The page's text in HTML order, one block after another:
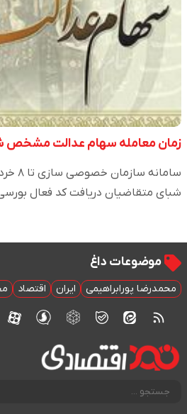
زمان معامله سهام عدالت مشخص
شبای متقاضیان دریافت کد فعال
موضوعات داغ
محمدرضا پورابراهیمی ایران اقتصاد